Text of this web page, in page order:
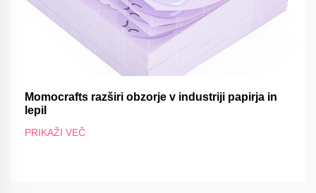
Momocrafts razširi obzorje v industriji papirja in
lepil
PRIKAŽI VEČ